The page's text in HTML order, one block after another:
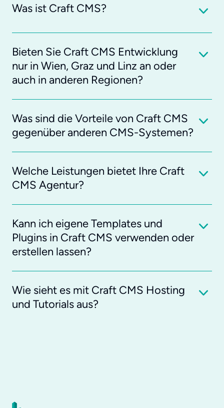
Was ist Craft CMS?
Bieten Sie Craft CMS Entwicklung
nur in Wien, Graz und Linz an oder
auch in anderen Regionen?
Was sind die Vorteile von Craft CMS
gegenüber anderen CMS-Systemen?
Welche Leistungen bietet Ihre Craft
CMS Agentur?
Kann ich eigene Templates und
Plugins in Craft CMS verwenden oder
erstellen lassen?
Wie sieht es mit Craft CMS Hosting
und Tutorials aus?